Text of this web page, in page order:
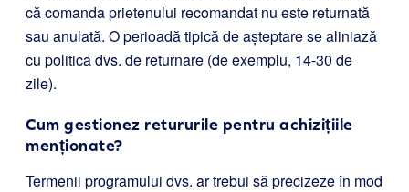
că comanda prietenului recomandat nu este returnată
sau anulată. O perioadă tipică de așteptare se aliniază
cu politica dvs. de returnare (de exemplu, 14-30 de
zile).
Cum gestionez retururile pentru achizițiile
menționate?
Termenii programului dvs. ar trebui să precizeze în mod